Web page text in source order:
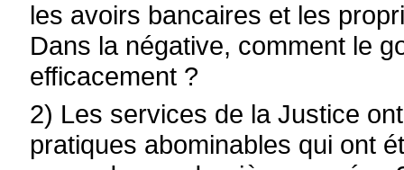
les avoirs bancaires et les
Dans la négative, comment le
efficacement ?
2) Les services de la Justice
pratiques abominables qui ont